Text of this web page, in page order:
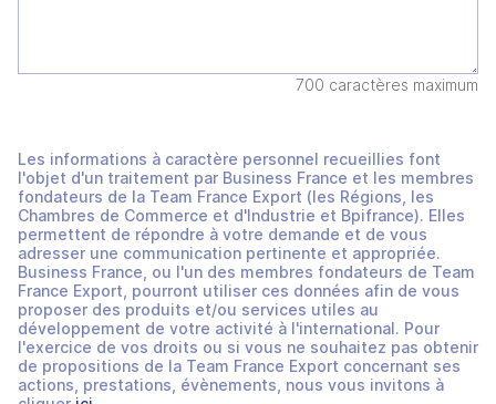
700 caractères maximum
Les informations à caractère personnel recueillies font
l'objet d'un traitement par Business France et les membres
fondateurs de la Team France Export (les Régions, les
Chambres de Commerce et d'Industrie et Bpifrance). Elles
permettent de répondre à votre demande et de vous
adresser une communication pertinente et appropriée.
Business France, ou l'un des membres fondateurs de Team
France Export, pourront utiliser ces données afin de vous
proposer des produits et/ou services utiles au
développement de votre activité à l'international. Pour
l'exercice de vos droits ou si vous ne souhaitez pas obtenir
de propositions de la Team France Export concernant ses
actions, prestations, évènements, nous vous invitons à